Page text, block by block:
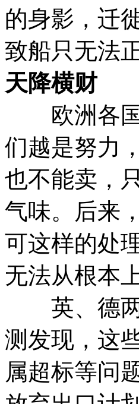
的身影，迁
致船只无法
天降横财
欧洲各国
们越是努力
也不能卖，
气味。后来
可这样的处
无法从根本
英、德两
测发现，这
属超标等问